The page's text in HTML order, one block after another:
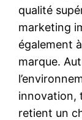
qualité
marketing
également
marque.
innovation,
retient un